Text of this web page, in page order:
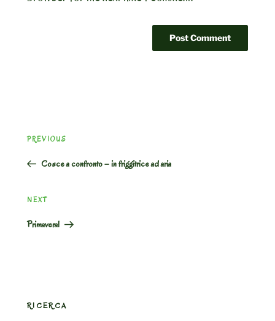
navigation
Previous
PREVIOUS
Cosce a confronto – in friggitrice ad aria
Next
Post
NEXT
Primavera!
RICERCA